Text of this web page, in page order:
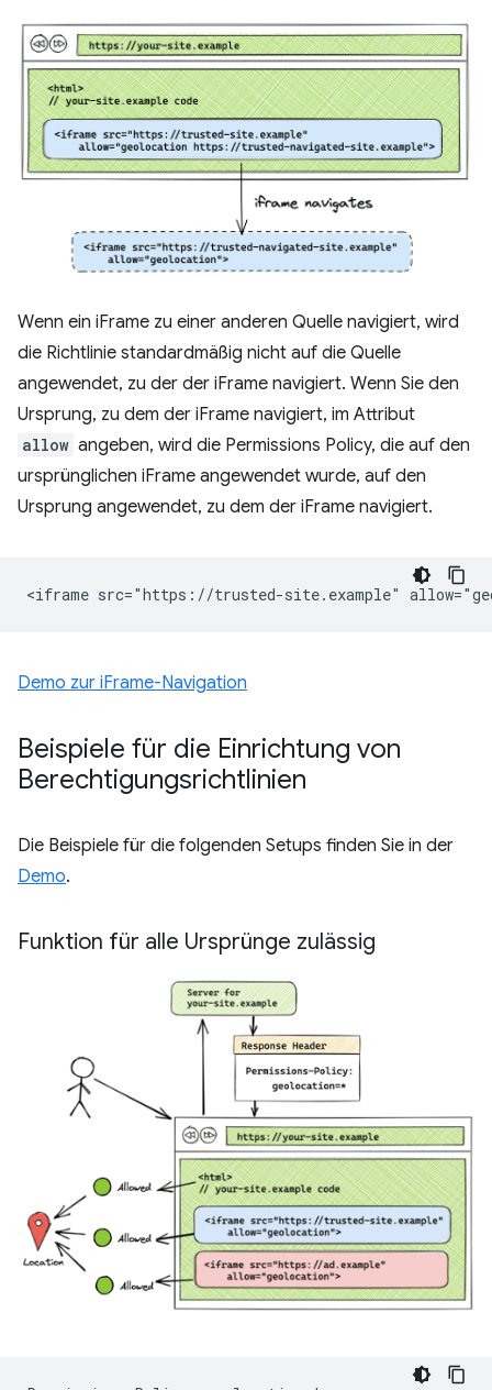
Wenn ein iFrame zu einer anderen Quelle navigiert, wird
die Richtlinie standardmäßig nicht auf die Quelle
angewendet, zu der der iFrame navigiert. Wenn Sie den
Ursprung, zu dem der iFrame navigiert, im Attribut
allow angeben, wird die Permissions Policy, die auf den
ursprünglichen iFrame angewendet wurde, auf den
Ursprung angewendet, zu dem der iFrame navigiert.
Demo zur iFrame-Navigation
Beispiele für die Einrichtung von
Berechtigungsrichtlinien
Die Beispiele für die folgenden Setups finden Sie in der
Demo.
Funktion für alle Ursprünge zulässig